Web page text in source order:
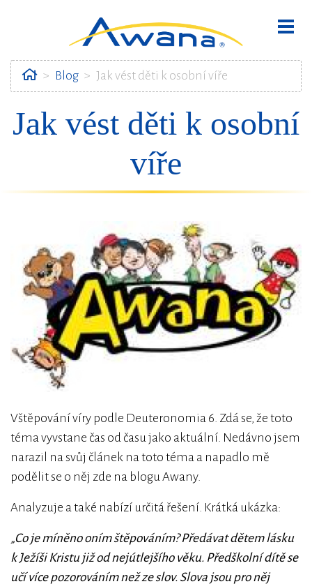
Home
Blog Jak vést děti k osobní víře
Jak vést děti k osobní
víře
Vštěpování víry podle Deuteronomia 6. Zdá se, že toto
téma vyvstane čas od času jako aktuální. Nedávno jsem
narazil na svůj článek na toto téma a napadlo mě
podělit se o něj zde na blogu Awany.
Analyzuje a také nabízí určitá řešení. Krátká ukázka:
„Co je míněno oním štěpováním? Předávat dětem lásku
k Ježíši Kristu již od nejútlejšího věku. Předškolní dítě se
učí více pozorováním než ze slov. Slova jsou pro něj